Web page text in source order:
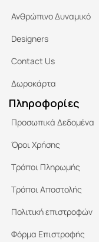
Ανθρώπινο Δυναμικό
Designers
Contact Us
Δωροκάρτα
Πληροφορίες
Προσωπικά Δεδομένα
Όροι Χρήσης
Τρόποι Πληρωμής
Τρόποι Αποστολής
Πολιτική επιστροφών
Φόρμα Επιστροφής